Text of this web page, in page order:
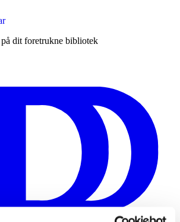
dit foretrukne bibliotek